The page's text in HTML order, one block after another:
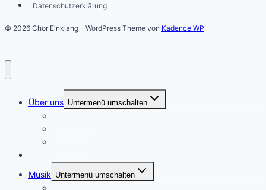
Datenschutzerklärung
© 2026 Chor Einklang - WordPress Theme von Kadence WP
Über uns Untermenü umschalten
Musik Untermenü umschalten